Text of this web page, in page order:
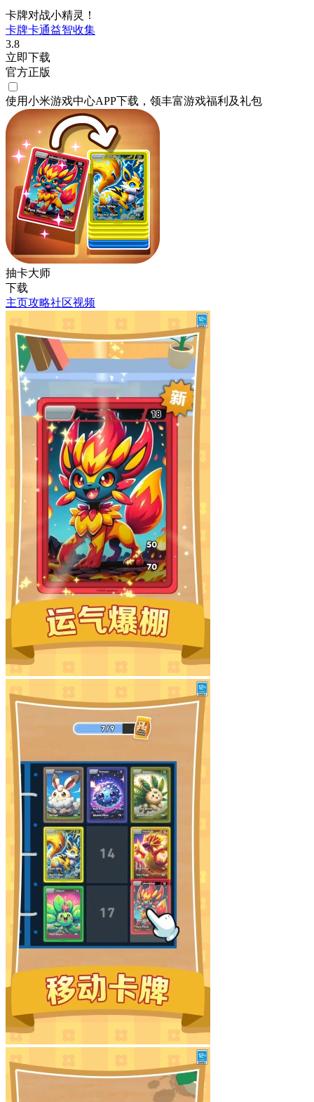
卡牌对战小精灵！
卡牌卡通益智收集
3.8
立即下载
官方正版
使用小米游戏中心APP下载 ，领丰富游戏福利 及礼包
抽卡大师
下载
主页攻略社区视频